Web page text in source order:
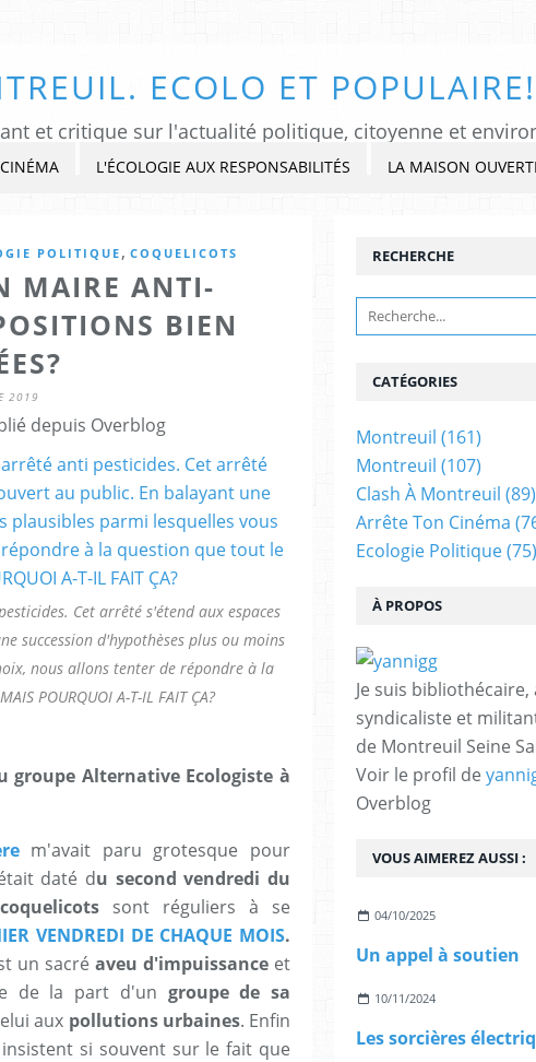
ECOLO ET POPULAIRE!
L'ÉCOLOGIE AUX RESPONSABILITÉS LA MAISON
POLITIQUE, COQUELICOTS
MAIRE ANTI-
BIEN
2019
depuis Overblog
Cet arrêté s'étend aux espaces
succession d'hypothèses plus ou moins
nous allons tenter de répondre à la
POURQUOI A-T-IL FAIT ÇA?
Alternative Ecologiste à
m'avait paru grotesque pour
daté du second vendredi du
coquelicots sont réguliers à se
VENDREDI DE CHAQUE MOIS.
un sacréaveu d'impuissance et
de la part d'un groupe de sa
aux pollutions urbaines. Enfin
si souvent sur le fait que
RECHERCHE
À PROPOS
Je suis bibliothécaire,
syndicaliste et
de Montreuil Seine
Voir le profil de
Overblog
VOUS AIMEREZ AUSSI :
04/10/2025
Un appel à soutien
10/11/2024
CATÉGORIES
Montreuil (161)
Montreuil (107)
Clash À Montreuil (89)
Arrête Ton Cinéma
Ecologie Politique(75)